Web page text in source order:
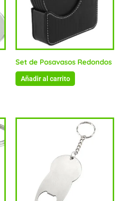
Set de Posavasos Redondos
Añadir al carrito